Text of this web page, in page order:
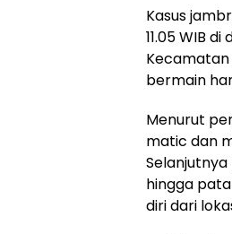
Kasus
11.05 WIB
bermain
Menurut
matic dan
hingga
diri dari